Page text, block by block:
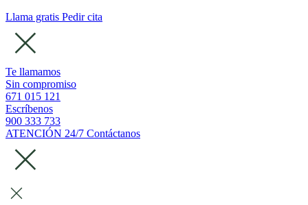
Llama gratis Pedir cita
Te llamamos
Sin compromiso
671 015 121
Escríbenos
900 333 733
ATENCIÓN 24/7 Contáctanos